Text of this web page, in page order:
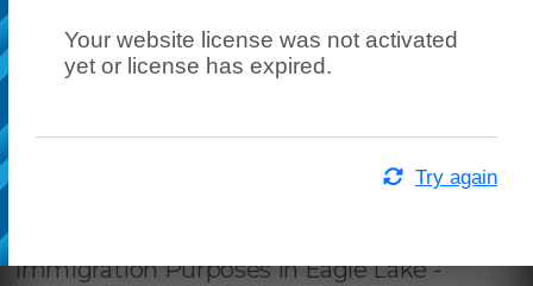
Your website license was not activated
yet or license has expired.
Try again